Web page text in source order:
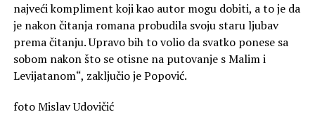
najveći kompliment koji kao autor mogu dobiti, a to je da
je nakon čitanja romana probudila svoju staru ljubav
prema čitanju. Upravo bih to volio da svatko ponese sa
sobom nakon što se otisne na putovanje s Malim i
Levijatanom“, zaključio je Popović.
foto Mislav Udovičić